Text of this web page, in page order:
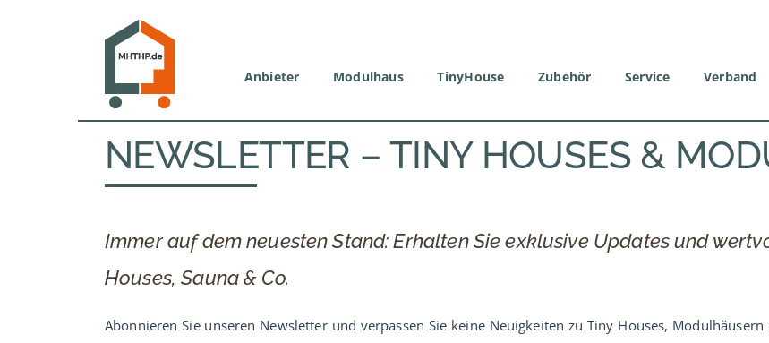
Anbieter Modulhaus TinyHouse Zubehör Service Verband
NEWSLETTER – TINY HOUSES &
Immer auf dem neuesten Stand: Erhalten Sie exklusive Updates und
Houses, Sauna & Co.
Abonnieren Sie unseren Newsletter und verpassen Sie keine Neuigkeiten zu Tiny Houses,